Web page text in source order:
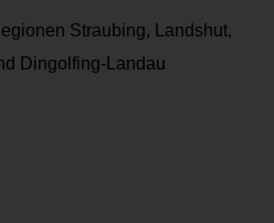
Straubing, Landshut,
Dingolfing-Landau